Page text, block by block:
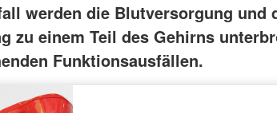
werden die Blutversorgung und
zu einem Teil des Gehirns
Funktionsausfällen.